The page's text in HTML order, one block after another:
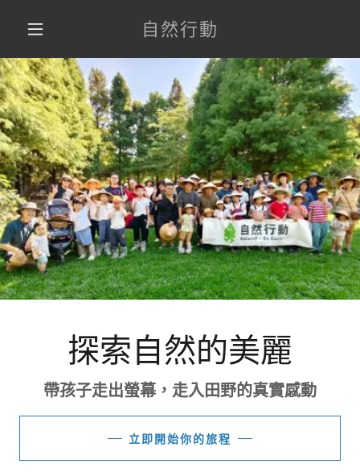
自然行動
探索自然的美麗
帶孩子走出螢幕，走入田野的真實感動
立即開始你的旅程